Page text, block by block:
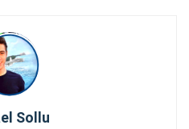
Sollu